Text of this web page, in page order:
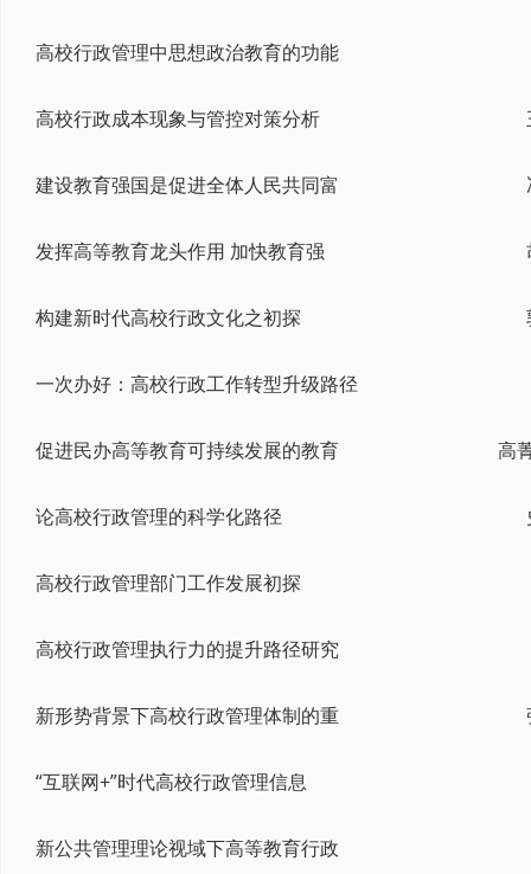
高校行政管理中思想政治教育的功能
高校行政成本现象与管控对策分析
建设教育强国是促进全体人民共同富
发挥高等教育龙头作用 加快教育强
构建新时代高校行政文化之初探
一次办好：高校行政工作转型升级路径
促进民办高等教育可持续发展的教育 高
论高校行政管理的科学化路径
高校行政管理部门工作发展初探
高校行政管理执行力的提升路径研究
新形势背景下高校行政管理体制的重
“互联网+”时代高校行政管理信息
新公共管理理论视域下高等教育行政